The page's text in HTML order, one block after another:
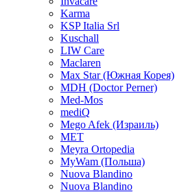
Karma
KSP Italia Srl
Kuschall
LIW Care
Maclaren
Max Star (Южная Корея)
MDH (Doctor Perner)
Med-Mos
mediQ
Mego Afek (Израиль)
MET
Meyra Ortopedia
MyWam (Польша)
Nuova Blandino
Nuova Blandino